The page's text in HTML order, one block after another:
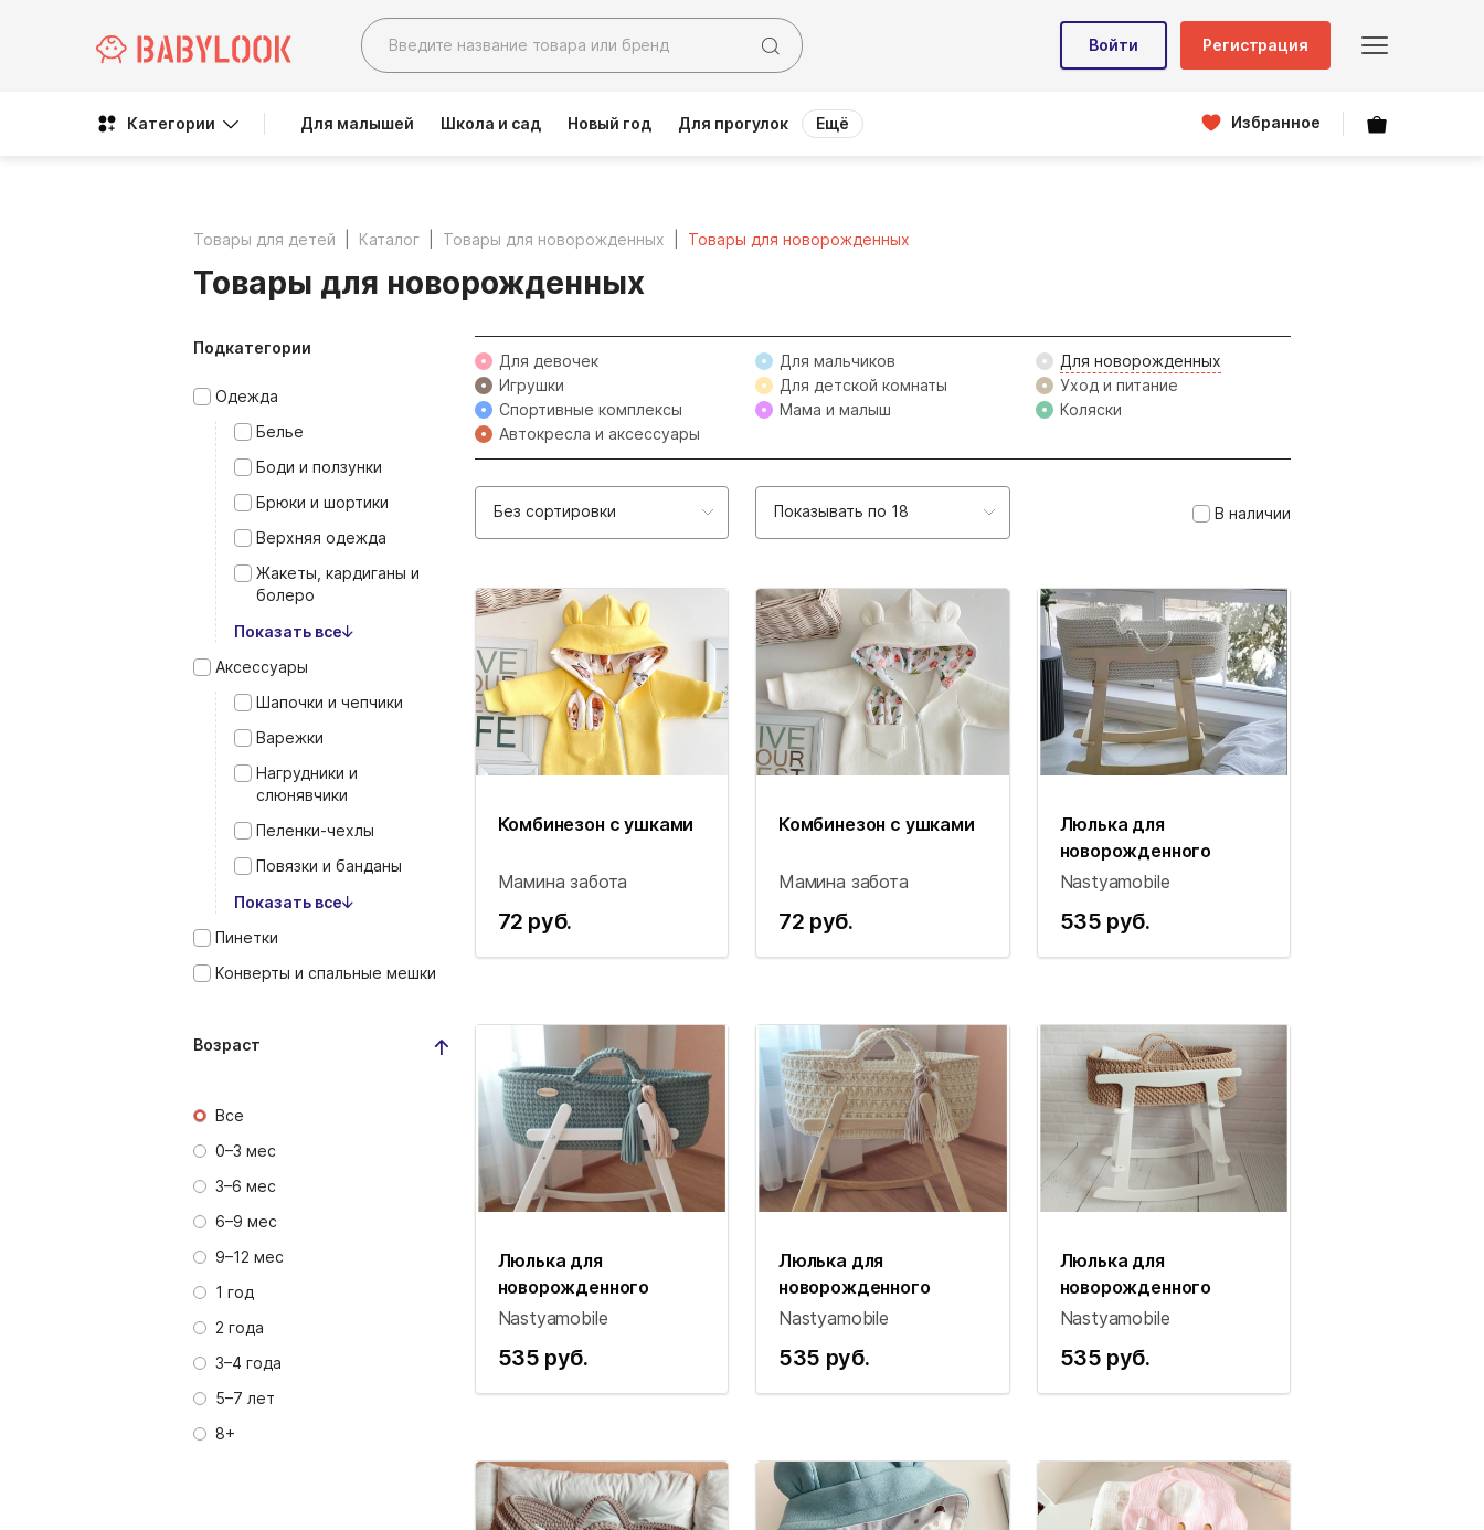
Войти Регистрация
Категории Для малышей Школа и сад Новый год Для прогулок Ещё Избранное
Товары для детей Каталог Товары для новорожденных Товары для новорожденных
Товары для новорожденных
Подкатегории
Одежда
Белье
Боди и ползунки
Брюки и шортики
Верхняя одежда
Жакеты, кардиганы и
болеро
Показать все
Аксессуары
Шапочки и чепчики
Варежки
Нагрудники и
слюнявчики
Пеленки‑чехлы
Повязки и банданы
Показать все
Пинетки
Конверты и спальные мешки
Возраст
Все
0–3 мес
3–6 мес
6–9 мес
9–12 мес
1 год
2 года
3–4 года
5–7 лет
8+
Для девочек Для мальчиков
Для новорожденных
Игрушки
Для детской комнаты
Уход и питание
Спортивные комплексы
Мама и малыш
Коляски
Автокресла и аксессуары
Без сортировки Показывать по 18 В наличии
Комбинезон с ушками
Мамина забота
72 руб.
Комбинезон с ушками
Мамина забота
72 руб.
Люлька для
новорожденного
Nastyamobile
535 руб.
Люлька для
новорожденного
Nastyamobile
535 руб.
Люлька для
новорожденного
Nastyamobile
535 руб.
Люлька для
новорожденного
Nastyamobile
535 руб.